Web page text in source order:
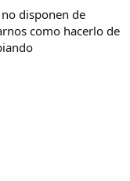
disponen de
como hacerlo de